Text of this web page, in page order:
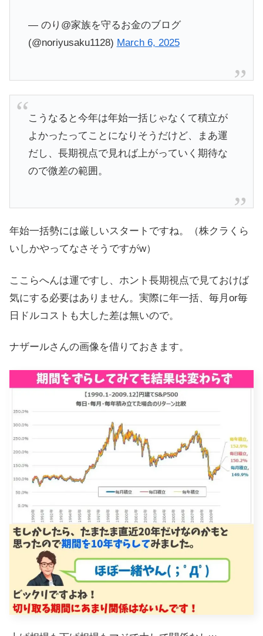
— のり@家族を守るお金のブログ
(@noriyusaku1128) March 6, 2025
こうなると今年は年始一括じゃなくて積立が
よかったってことになりそうだけど、まあ運
だし、長期視点で見れば上がっていく期待な
ので微差の範囲。
年始一括勢には厳しいスタートですね。（株クラくら
いしかやってなさそうですがw）
ここらへんは運ですし、ホント長期視点で見ておけば
気にする必要はありません。実際に年一括、毎月or毎
日ドルコストも大した差は無いので。
ナザールさんの画像を借りておきます。